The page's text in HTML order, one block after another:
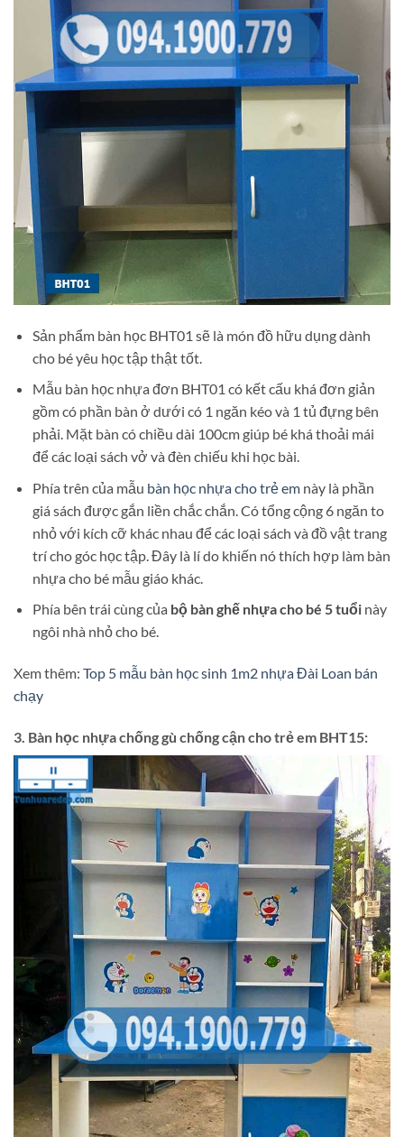
Sản phẩm bàn học BHT01 sẽ là món đồ hữu dụng dành
cho bé yêu học tập thật tốt.
Mẫu bàn học nhựa đơn BHT01 có kết cấu khá đơn giản
gồm có phần bàn ở dưới có 1 ngăn kéo và 1 tủ đựng bên
phải. Mặt bàn có chiều dài 100cm giúp bé khá thoải mái
để các loại sách vở và đèn chiếu khi học bài.
Phía trên của mẫu bàn học nhựa cho trẻ emnày là phần
giá sách được gắn liền chắc chắn. Có tổng cộng 6 ngăn to
nhỏ với kích cỡ khác nhau để các loại sách và đồ vật trang
trí cho góc học tập. Đây là lí do khiến nó thích hợp làm bàn
nhựa cho bé mẫu giáo khác.
Phía bên trái cùng của bộ bàn ghế nhựa cho bé 5 tuổinày
ngôi nhà nhỏ cho bé.
Xem thêm: Top 5 mẫu bàn học sinh 1m2 nhựa Đài Loan bán
chạy
3. Bàn học nhựa chống gù chống cận cho trẻ em BHT15: